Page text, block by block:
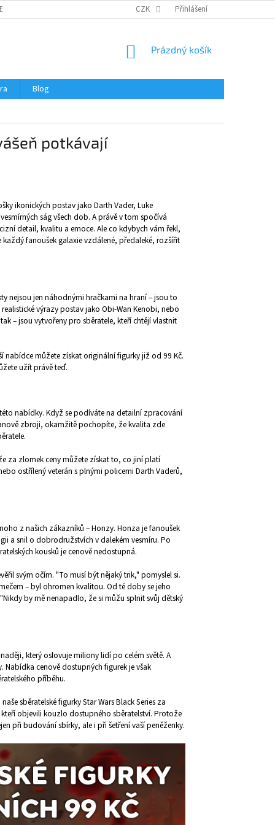
A NÁVODY OBCHODNÍ PODMÍNKY OCHRANA OSOBNÍCH
CZK Přihlášení
NÁKUPNÍ
Prázdný košík
Blog
potkávají
ikonických postav jako Darth Vader, Luke
ság všech dob. A právě v tom spočívá
detail, kvalitu a emoce. Ale co kdybych vám řekl,
fanoušek galaxie vzdálené, předaleké, rozšířit
nejsou jen náhodnými hračkami na hraní – jsou to
výrazy postav jako Obi-Wan Kenobi, nebo
– jsou vytvořeny pro sběratele, kteří chtějí vlastnit
nabídce můžete získat originální figurky již od 99 Kč.
užít právě teď.
nabídky. Když se podíváte na detailní zpracování
zbroji, okamžitě pochopíte, že kvalita zde
za zlomek ceny můžete získat to, co jiní platí
ostřílený veterán s plnými policemi Darth Vaderů,
z našich zákazníků – Honzy. Honza je fanoušek
a snil o dobrodružstvích v dalekém vesmíru. Po
kousků je cenově nedostupná.
svým očím. "To musí být nějaký trik," pomyslel si.
– byl ohromen kvalitou. Od té doby se jeho
by mě nenapadlo, že si můžu splnit svůj dětský
který oslovuje miliony lidí po celém světě. A
cenově dostupných figurek je však
příběhu.
sběratelské figurky Star Wars Black Series za
objevili kouzlo dostupného sběratelství. Protože
při budování sbírky, ale i při šetření vaší peněženky.